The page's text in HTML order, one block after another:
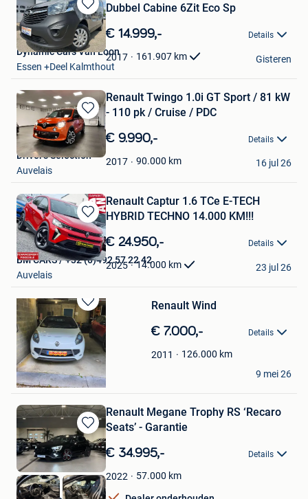
Bewaren
in
Mijn
Favorieten
Dubbel Cabine 6Zit Eco Sp
€ 14.999,- Details
2017 161.907 km
Dynamic Cars Van Loon
Essen +Deel Kalmthout
Gisteren
Bewaren
in
Mijn
Favorieten
Renault Twingo 1.0i GT Sport / 81 kW
- 110 pk / Cruise / PDC
€ 9.990,- Details
2017 90.000 km
Driver’s Selection
Auvelais
16 jul 26
Bewaren
in
Mijn
Favorieten
Renault Captur 1.6 TCe E-TECH
HYBRID TECHNO 14.000 KM!!!
€ 24.950,- Details
2025 14.000 km
BM CARS / +32 (0)492 57 22 42
Auvelais
23 jul 26
Bewaren
in
Mijn
Favorieten
Renault Wind
€ 7.000,- Details
2011 126.000 km
Vetsuipers Philippe
Sint-Pieters-Leeuw
9 mei 26
Bewaren
in
Mijn
Favorieten
Renault Megane Trophy RS ‘Recaro
Seats’ - Garantie
€ 34.995,- Details
2022 57.000 km